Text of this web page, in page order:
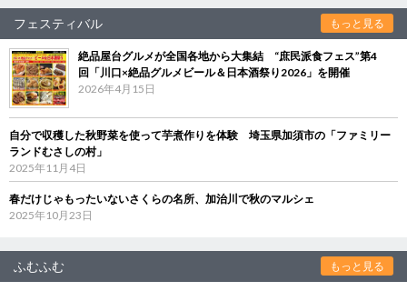
フェスティバル もっと見る
絶品屋台グルメが全国各地から大集結 “庶民派食フェス”第4
回「川口×絶品グルメビール＆日本酒祭り2026」を開催
2026年4月15日
自分で収穫した秋野菜を使って芋煮作りを体験 埼玉県加須市の「ファミリー
ランドむさしの村」
2025年11月4日
春だけじゃもったいないさくらの名所、加治川で秋のマルシェ
2025年10月23日
ふむふむ もっと見る